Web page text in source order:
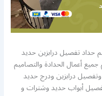
حداد تفصيل درابزين حديد
أعمال الحدادة والتصاميم
درابزين ودرج حديد
أبواب حديد وشترات و